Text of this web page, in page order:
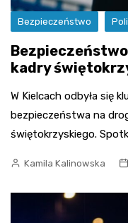
Bezpieczeństwo
kadry
W Kielcach odbyła się
bezpieczeństwa na
świętokrzyskiego.
Kamila Kalinowska